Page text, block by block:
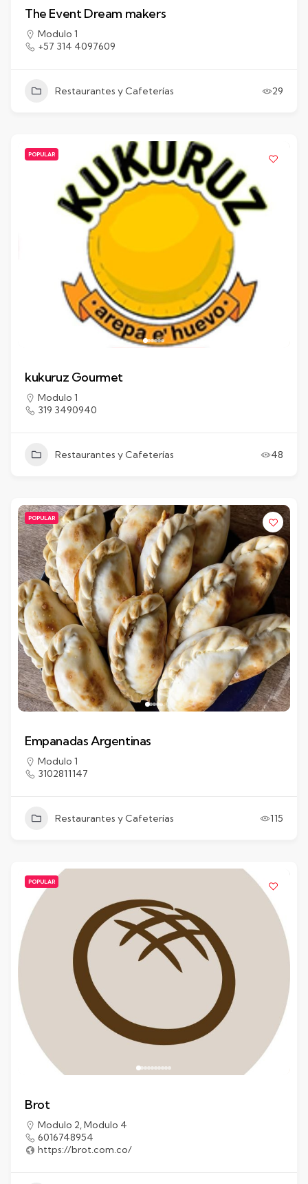
The Event Dream makers
Modulo 1
+57 314 4097609
Restaurantes y Cafeterías 29
POPULAR
kukuruz Gourmet
Modulo 1
319 3490940
Restaurantes y Cafeterías 48
POPULAR
Empanadas Argentinas
Modulo 1
3102811147
Restaurantes y Cafeterías 115
POPULAR
Brot
Modulo 2,Modulo 4
6016748954
https://brot.com.co/